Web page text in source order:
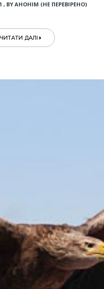
, BY АНОНІМ (НЕ ПЕРЕВІРЕНО)
ЧИТАТИ ДАЛІ